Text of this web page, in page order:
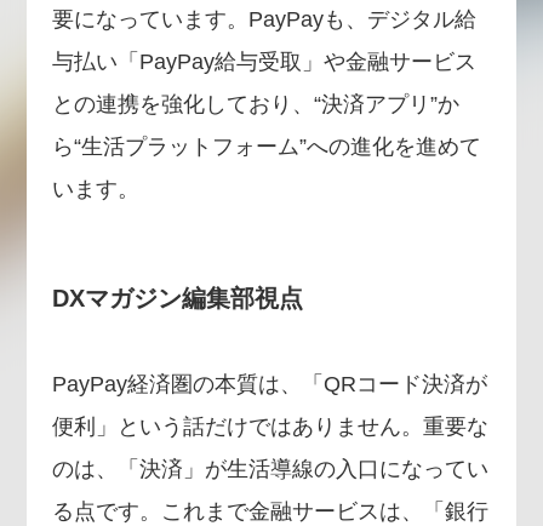
要になっています。PayPayも、デジタル給
与払い「PayPay給与受取」や金融サービス
との連携を強化しており、“決済アプリ”か
ら“生活プラットフォーム”への進化を進めて
います。
DXマガジン編集部視点
PayPay経済圏の本質は、「QRコード決済が
便利」という話だけではありません。重要な
のは、「決済」が生活導線の入口になってい
る点です。これまで金融サービスは、「銀行